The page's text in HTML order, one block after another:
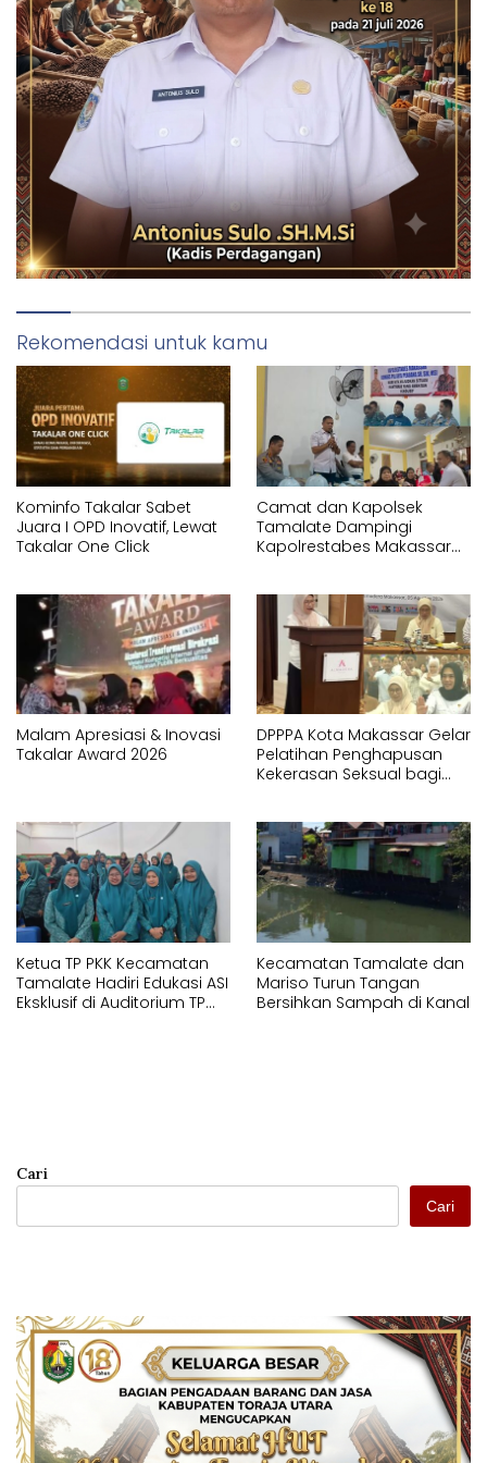
Rekomendasi untuk kamu
Kominfo Takalar Sabet
Juara I OPD Inovatif, Lewat
Takalar One Click
Camat dan Kapolsek
Tamalate Dampingi
Kapolrestabes Makassar
Malam Apresiasi & Inovasi
Takalar Award 2026
DPPPA Kota Makassar Gelar
Pelatihan Penghapusan
Kekerasan Seksual bagi
Ketua TP PKK Kecamatan
Tamalate Hadiri Edukasi ASI
Eksklusif di Auditorium TP
Kecamatan Tamalate dan
Mariso Turun Tangan
Bersihkan Sampah di Kanal
Cari
Cari